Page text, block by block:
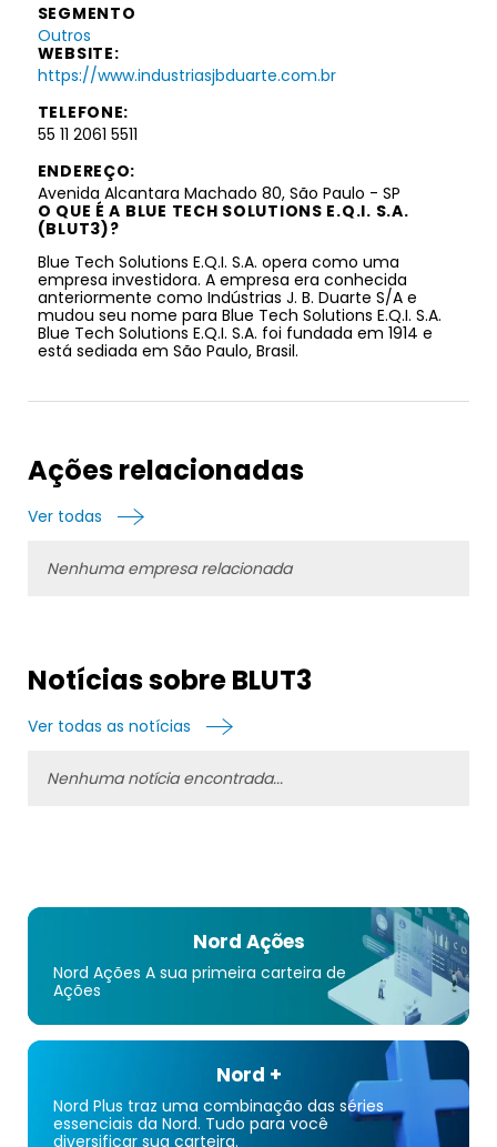
SEGMENTO
Outros
WEBSITE:
https://www.industriasjbduarte.com.br
TELEFONE:
55 11 2061 5511
ENDEREÇO:
Avenida Alcantara Machado 80, São Paulo - SP
O QUE É A BLUE TECH SOLUTIONS E.Q.I. S.A.
(BLUT3)?
Blue Tech Solutions E.Q.I. S.A. opera como uma
empresa investidora. A empresa era conhecida
anteriormente como Indústrias J. B. Duarte S/A e
mudou seu nome para Blue Tech Solutions E.Q.I. S.A.
Blue Tech Solutions E.Q.I. S.A. foi fundada em 1914 e
está sediada em São Paulo, Brasil.
Ações relacionadas
Ver todas
Nenhuma empresa relacionada
Notícias sobre BLUT3
Ver todas as notícias
Nenhuma notícia encontrada...
Nord Ações
Nord Ações A sua primeira carteira de
Ações
Nord +
Nord Plus traz uma combinação das séries
essenciais da Nord. Tudo para você
diversificar sua carteira.